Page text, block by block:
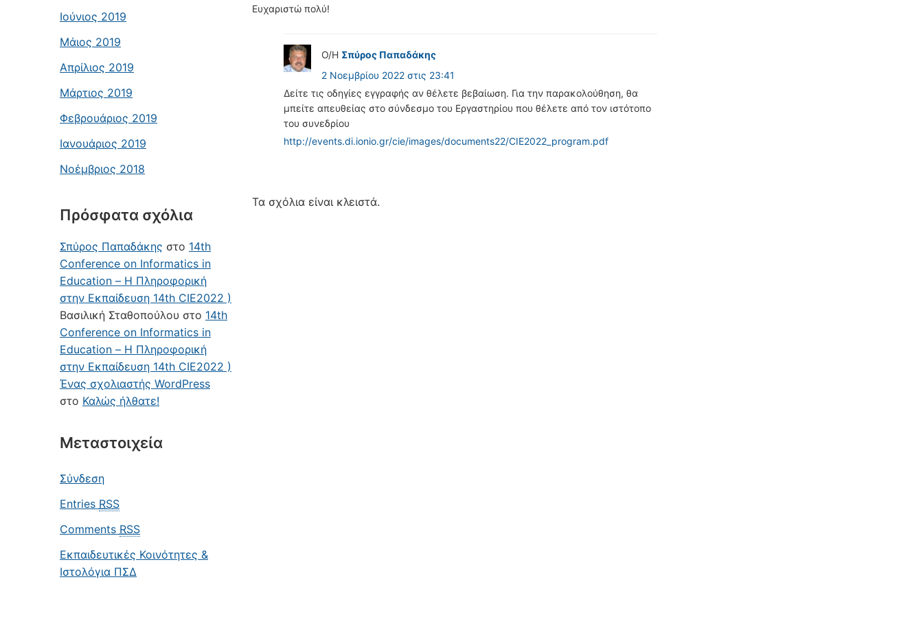
Ιούνιος 2019
Μάιος 2019
Απρίλιος 2019
Μάρτιος 2019
Φεβρουάριος 2019
Ιανουάριος 2019
Νοέμβριος 2018
Πρόσφατα σχόλια
Σπύρος Παπαδάκης στο 14th
Conference on Informatics in
Education – Η Πληροφορική
στην Εκπαίδευση 14th CIE2022 )
Βασιλική Σταθοπούλου στο 14th
Conference on Informatics in
Education – Η Πληροφορική
στην Εκπαίδευση 14th CIE2022 )
Ένας σχολιαστής WordPress
στο Καλώς ήλθατε!
Μεταστοιχεία
Σύνδεση
Entries RSS
Comments RSS
Εκπαιδευτικές Κοινότητες &
Ιστολόγια ΠΣΔ
Ευχαριστώ πολύ!
Ο/Η Σπύρος Παπαδάκης
2 Νοεμβρίου 2022 στις 23:41
Δείτε τις οδηγίες εγγραφής αν θέλετε βεβαίωση. Για την παρακολούθηση, θα
μπείτε απευθείας στο σύνδεσμο του Εργαστηρίου που θέλετε από τον ιστότοπο
του συνεδρίου
http://events.di.ionio.gr/cie/images/documents22/CIE2022_program.pdf
Τα σχόλια είναι κλειστά.